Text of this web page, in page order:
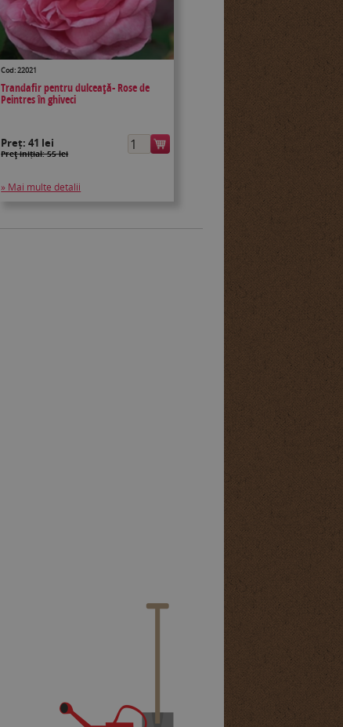
Cod: 22021
Trandafir pentru dulceaţă- Rose de
Peintres în ghiveci
Preț:41 lei
Preţ inițial: 55 lei
» Mai multe detalii